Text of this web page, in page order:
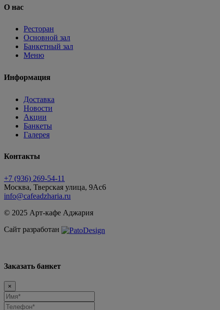
О нас
Ресторан
Основной зал
Банкетный зал
Меню
Информация
Доставка
Новости
Акции
Банкеты
Галерея
Контакты
+7 (936) 269-54-11
Москва, Тверская улица, 9Ас6
info@cafeadzharia.ru
© 2025 Арт-кафе Аджария
Сайт разработан
Заказать банкет
×